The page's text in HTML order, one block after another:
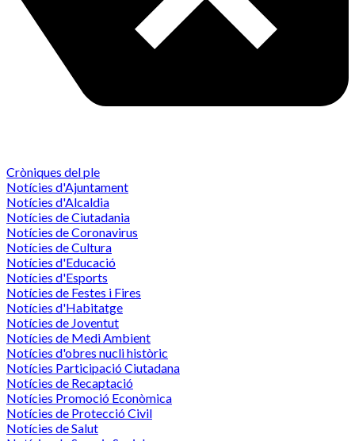
Cròniques del ple
Notícies d'Ajuntament
Notícies d'Alcaldia
Notícies de Ciutadania
Notícies de Coronavirus
Notícies de Cultura
Notícies d'Educació
Notícies d'Esports
Notícies de Festes i Fires
Notícies d'Habitatge
Notícies de Joventut
Notícies de Medi Ambient
Notícies d'obres nucli històric
Notícies Participació Ciutadana
Notícies de Recaptació
Notícies Promoció Econòmica
Notícies de Protecció Civil
Notícies de Salut